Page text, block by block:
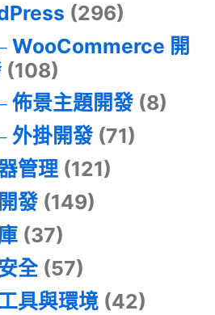
(296)
WooCommerce 開
(108)
佈景主題開發(8)
外掛開發(71)
管理(121)
發(149)
(37)
全(57)
具與環境(42)